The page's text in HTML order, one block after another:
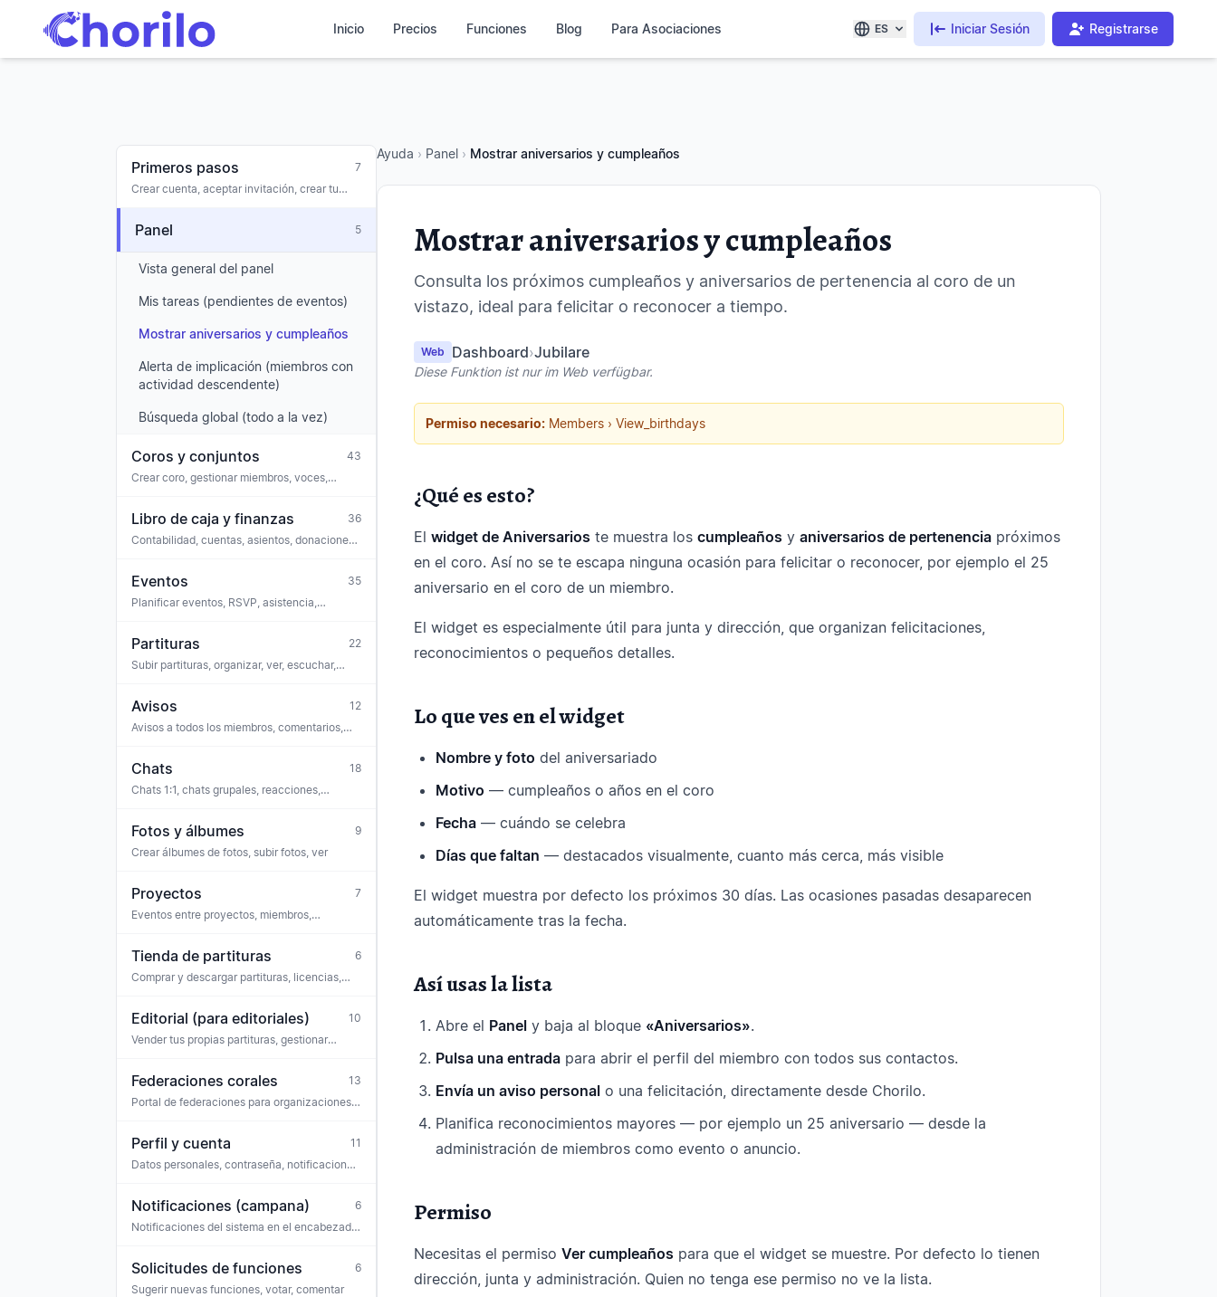
Inicio Precios Funciones Blog Para Asociaciones ES Iniciar Sesión Registrarse
Primeros pasos
7
Crear cuenta, aceptar invitación, crear tu
Panel 5
Vista general del panel
Mis tareas (pendientes de eventos)
Mostrar aniversarios y cumpleaños
Alerta de implicación (miembros con
actividad descendente)
Búsqueda global (todo a la vez)
Coros y conjuntos
43
Crear coro, gestionar miembros, voces,
suscripción
Libro de caja y finanzas
36
Contabilidad, cuentas, asientos, donaciones,
Eventos
35
Planificar eventos, RSVP, asistencia,
Partituras
22
Subir partituras, organizar, ver, escuchar,
Avisos
12
Avisos a todos los miembros, comentarios,
Chats
18
Chats 1:1, chats grupales, reacciones,
Fotos y álbumes
9
Crear álbumes de fotos, subir fotos, ver
Proyectos
7
Eventos entre proyectos, miembros,
Tienda de partituras
6
Comprar y descargar partituras, licencias,
Editorial (para editoriales)
10
Vender tus propias partituras, gestionar
Federaciones corales
13
Portal de federaciones para organizaciones
Perfil y cuenta
11
Datos personales, contraseña, notificaciones,
Notificaciones (campana)
6
Notificaciones del sistema en el encabezado
Solicitudes de funciones
6
Sugerir nuevas funciones, votar, comentar
Ayuda › Panel › Mostrar aniversarios y cumpleaños
Mostrar aniversarios y cumpleaños
Consulta los próximos cumpleaños y aniversarios de pertenencia al coro de un
vistazo, ideal para felicitar o reconocer a tiempo.
Web Dashboard›Jubilare
Diese Funktion ist nur im Web verfügbar.
Permiso necesario: Members › View_birthdays
¿Qué es esto?
El widget de Aniversarios te muestra los cumpleaños y aniversarios de pertenencia próximos
en el coro. Así no se te escapa ninguna ocasión para felicitar o reconocer, por ejemplo el 25
aniversario en el coro de un miembro.
El widget es especialmente útil para junta y dirección, que organizan felicitaciones,
reconocimientos o pequeños detalles.
Lo que ves en el widget
Nombre y foto del aniversariado
Motivo — cumpleaños o años en el coro
Fecha — cuándo se celebra
Días que faltan — destacados visualmente, cuanto más cerca, más visible
El widget muestra por defecto los próximos 30 días. Las ocasiones pasadas desaparecen
automáticamente tras la fecha.
Así usas la lista
Abre el Panel y baja al bloque «Aniversarios».
Pulsa una entrada para abrir el perfil del miembro con todos sus contactos.
Envía un aviso personal o una felicitación, directamente desde Chorilo.
Planifica reconocimientos mayores — por ejemplo un 25 aniversario — desde la
administración de miembros como evento o anuncio.
Permiso
Necesitas el permiso Ver cumpleaños para que el widget se muestre. Por defecto lo tienen
dirección, junta y administración. Quien no tenga ese permiso no ve la lista.